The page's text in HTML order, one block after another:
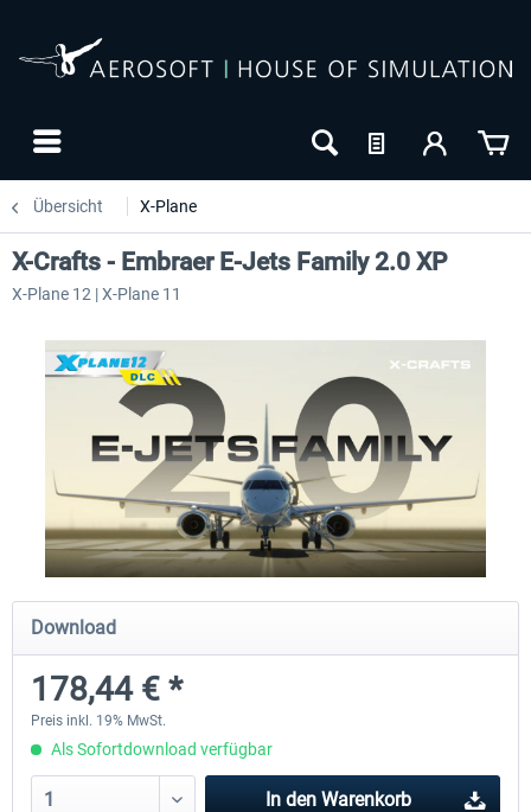
Übersicht X-Plane
Traffic Global for X-Plane 12/11
44,58 € *
X-Crafts - Embraer E-Jets Family 2.0 XP
X-Plane 12 | X-Plane 11
Download
178,44 € *
Preis inkl. 19% MwSt.
Als Sofortdownload verfügbar
In den Warenkorb